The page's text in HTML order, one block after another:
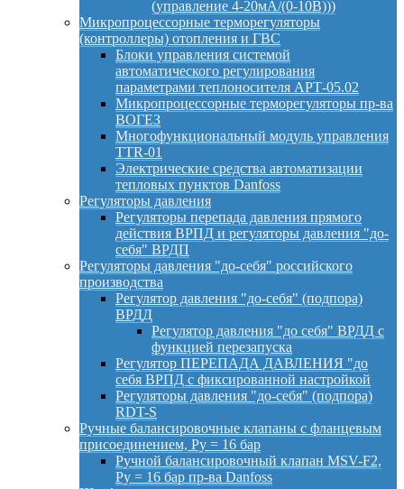
(управление 4-20мА/(0-10В)))
Микропроцессорные терморегуляторы
(контроллеры) отопления и ГВС
Блоки управления системой
автоматического регулирования
параметрами теплоносителя АРТ-05.02
Микропроцессорные терморегуляторы пр-ва
ВОГЕЗ
Многофункциональный модуль управления
TTR-01
Электрические средства автоматизации
тепловых пунктов Danfoss
Регуляторы давления
Регуляторы перепада давления прямого
действия ВРПД и регуляторы давления "до-
себя" ВРДП
Регуляторы давления "до-себя" российского
производства
Регулятор давления "до-себя" (подпора)
ВРДД
Регулятор давления "до себя" ВРДД с
функцией перезапуска
Регулятор ПЕРЕПАДА ДАВЛЕНИЯ "до
себя ВРПД с фиксированной настройкой
Регуляторы давления "до-себя" (подпора)
RDT-S
Ручные балансировочные клапаны с фланцевым
присоединением, Py = 16 бар
Ручной балансировочный клапан MSV-F2,
Py = 16 бар пр-ва Danfoss